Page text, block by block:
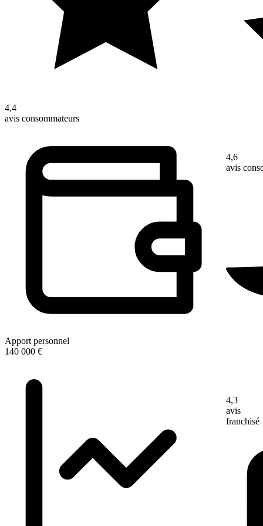
4,4
avis consommateurs
Apport personnel
140 000 €
4,6
avis
4,3
avis
franchisé